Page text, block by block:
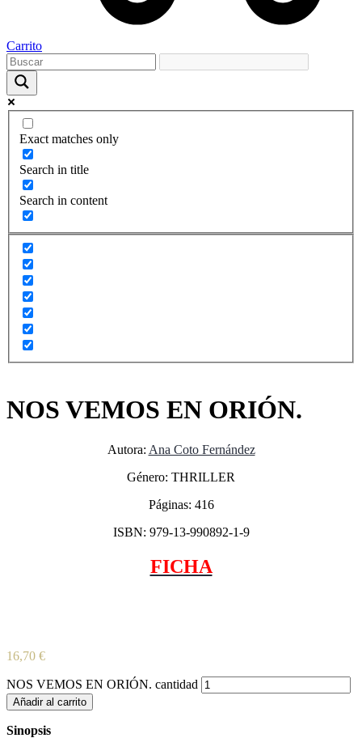
Carrito
Exact matches only
Search in title
Search in content
NOS VEMOS EN ORIÓN.
Autora: Ana Coto Fernández
Género: THRILLER
Páginas: 416
ISBN: 979-13-990892-1-9
FICHA
16,70 €
NOS VEMOS EN ORIÓN. cantidad
Añadir al carrito
Sinopsis